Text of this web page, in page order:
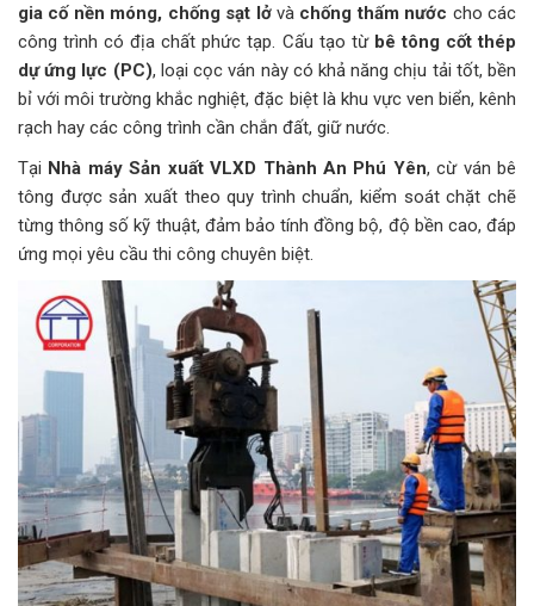
gia cố nền móng, chống sạt lởvà chống thấm nước cho các
công trình có địa chất phức tạp. Cấu tạo từ bê tông cốt thép
dự ứng lực (PC), loại cọc ván này có khả năng chịu tải tốt, bền
bỉ với môi trường khắc nghiệt, đặc biệt là khu vực ven biển, kênh
rạch hay các công trình cần chắn đất, giữ nước.
Tại Nhà máy Sản xuất VLXD Thành An Phú Yên, cừ ván bê
tông được sản xuất theo quy trình chuẩn, kiểm soát chặt chẽ
từng thông số kỹ thuật, đảm bảo tính đồng bộ, độ bền cao, đáp
ứng mọi yêu cầu thi công chuyên biệt.